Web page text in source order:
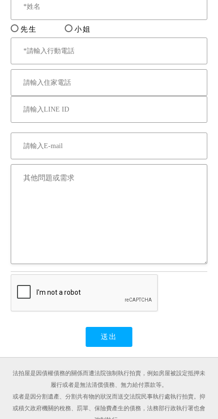
先生 小姐
法拍屋是因債權債務的關係而遭法院強制執行拍賣，例如房屋被設定抵押未
履行或者是無法清償債務、無力給付票款等。
或者是因分割遺產、分割共有物的狀況而送交法院民事執行處執行拍賣。抑
或積欠政府機關的稅務、罰單、保險費產生的債務，法務部行政執行署也會